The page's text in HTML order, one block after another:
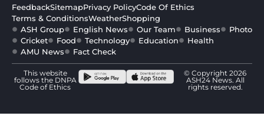
FeedbackSitemapPrivacy PolicyCode Of Ethics
Terms & ConditionsWeatherShopping
ASH Group
English News Our Team Business
Photo
Cricket
Food Technology Education
Health
AMU News
Fact Check
This website
follows the DNPA
Code of Ethics
© Copyright 2026
ASH24 News. All
rights reserved.